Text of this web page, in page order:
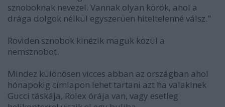
sznoboknak nevezel. Vannak olyan körök, ahol a
drága dolgok nélkül egyszerüen hiteltelenné válsz."
Röviden sznobok kinézik maguk közül a
nemsznobot.
Mindez különösen vicces abban az országban ahol
hónapokig címlapon lehet tartani azt ha valakinek
Gucci táskája, Rolex órája van, vagy esetleg